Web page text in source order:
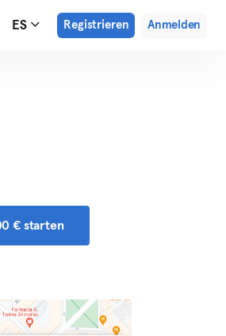
ES Registrieren Anmelden
€ starten